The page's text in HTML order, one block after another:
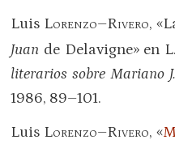
Luis LORENZO–RIVERO,
Juan de Delavigne» en
literarios sobre Mariano
1986, 89–101.
Luis LORENZO–RIVERO, «